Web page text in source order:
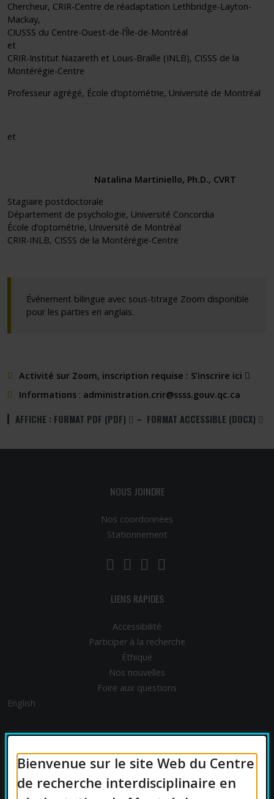
Bienvenue sur le site Web du Centre
de recherche interdisciplinaire en
Chercheur, CRIR-Centre de réadaptation Lethbridge-Layton-
Mackay,
CIUSSS du Centre-Ouest-de-l’Île-de-Montréal
et
CRIR-Institut Nazareth et Louis-Braille (INLB), CISSS de la
Montérégie-Centre
Professeur agrégé, École d’optométrie, Université de Montréal
et
Natalina Martiniello, Ph.D., CVRT
Stagiaire postdoctorale
Département de psychologie, Université Concordia
École d’optométrie, Université de Montréal
CRIR-INLB, CISSS de la Montérégie-Centre
Événement bilingue avec sous-titrage Zoom disponible
pour les parties en anglais.
Activité sur Zoom, inscription requise : S’inscrire ici
Informations: administration.crir@ssss.gouv.qc.ca
AFFICHE : FORMAT PDF (PDF) (PDF)
– FORMAT ACCESSIBLE (DOCX)
NOUS JOINDRE
Nos coordonnées
Stationnement
LinkedIn
YouTube
Twitter
LIENS RAPIDES
Accessibilité
Participer à la recherche
Éthique
Nos nouvelles
Foire aux questions
English